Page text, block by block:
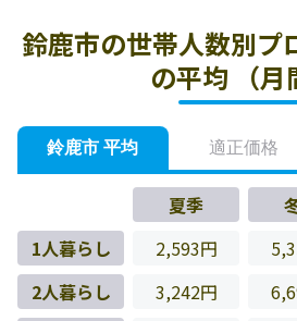
鈴鹿市の世帯人数別プ
の平均 （月
鈴鹿市 平均 適正価格
夏季
1人暮らし
2,593円
2人暮らし
3,242円